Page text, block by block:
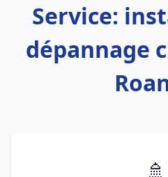
Service:
dépannage